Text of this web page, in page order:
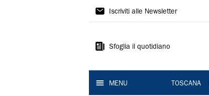
Il
Iscriviti alle Newsletter
Sfoglia il quotidiano
MENU TOSCANA